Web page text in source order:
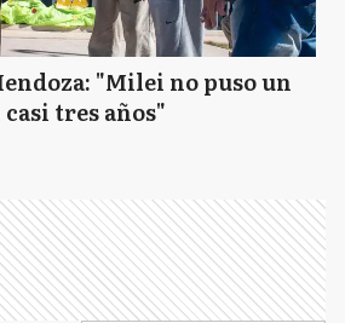
"Milei no puso un
tres años"